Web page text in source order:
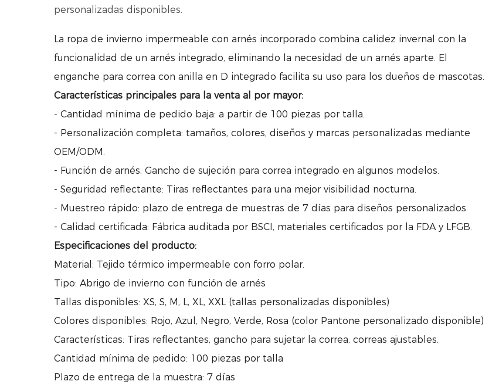
personalizadas disponibles.
La ropa de invierno impermeable con arnés incorporado combina calidez invernal con la
funcionalidad de un arnés integrado, eliminando la necesidad de un arnés aparte. El
enganche para correa con anilla en D integrado facilita su uso para los dueños de mascotas.
Características principales para la venta al por mayor:
- Cantidad mínima de pedido baja: a partir de 100 piezas por talla.
- Personalización completa: tamaños, colores, diseños y marcas personalizadas mediante
OEM/ODM.
- Función de arnés: Gancho de sujeción para correa integrado en algunos modelos.
- Seguridad reflectante: Tiras reflectantes para una mejor visibilidad nocturna.
- Muestreo rápido: plazo de entrega de muestras de 7 días para diseños personalizados.
- Calidad certificada: Fábrica auditada por BSCI, materiales certificados por la FDA y LFGB.
Especificaciones del producto:
Material: Tejido térmico impermeable con forro polar.
Tipo: Abrigo de invierno con función de arnés
Tallas disponibles: XS, S, M, L, XL, XXL (tallas personalizadas disponibles)
Colores disponibles: Rojo, Azul, Negro, Verde, Rosa (color Pantone personalizado disponible)
Características: Tiras reflectantes, gancho para sujetar la correa, correas ajustables.
Cantidad mínima de pedido: 100 piezas por talla
Plazo de entrega de la muestra: 7 días